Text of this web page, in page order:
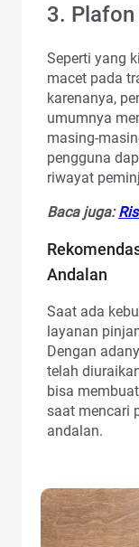
3.
Seperti yang
macet pada
karenanya,
umumnya
masing-
pengguna
riwayat
Baca juga:
Andalan
Saat ada
layanan
Dengan
telah
bisa
saat mencari
andalan.